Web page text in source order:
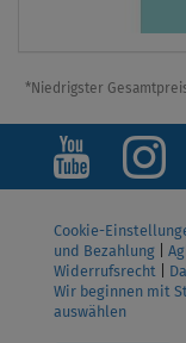
*Niedrigster
Cookie-
und Bezahlung
Widerrufsrecht
Wir beginnen mit
auswählen